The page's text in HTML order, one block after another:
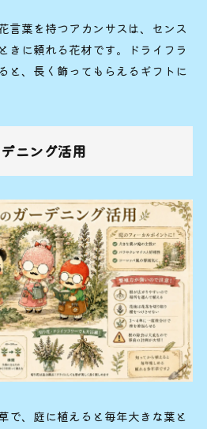
言葉を持つアカンサスは、センス
きに頼れる花材です。ドライフラ
と、長く飾ってもらえるギフトに
ニング活用
で、庭に植えると毎年大きな葉と